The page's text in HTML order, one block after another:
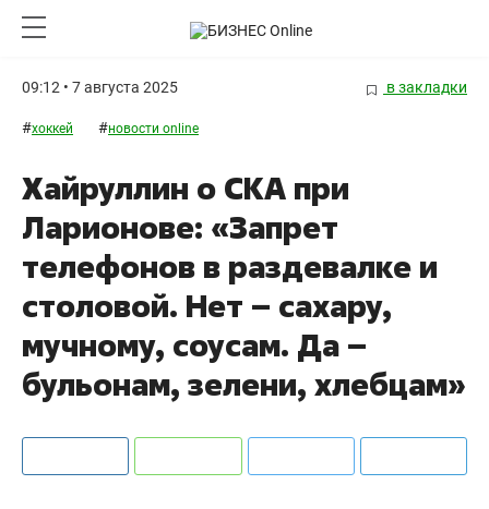
09:12 • 7 августа 2025 в закладки
#хоккей #новости online
Хайруллин о СКА при
Ларионове: «Запрет
телефонов в раздевалке и
столовой. Нет – сахару,
мучному, соусам. Да –
бульонам, зелени, хлебцам»